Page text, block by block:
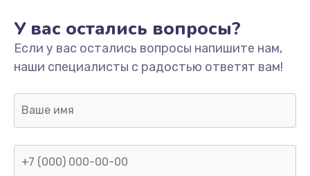
У вас остались вопросы?
Если у вас остались вопросы напишите нам,
наши специалисты с радостью ответят вам!